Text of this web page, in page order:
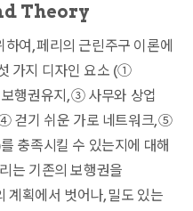
Theory
여, 페리의 근린주구 이론에
가지 디자인 요소 (①
행권유지, ③ 사무와 상업
걷기 쉬운 가로 네트워크, ⑤
충족시킬 수 있는지에 대해
는 기존의 보행권을
계획에서 벗어나, 밀도 있는